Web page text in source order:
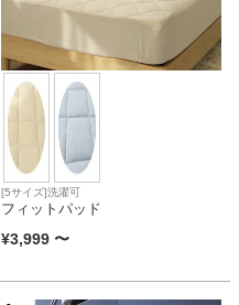
[5サイズ]洗濯可
フィットパッド
¥3,999 〜